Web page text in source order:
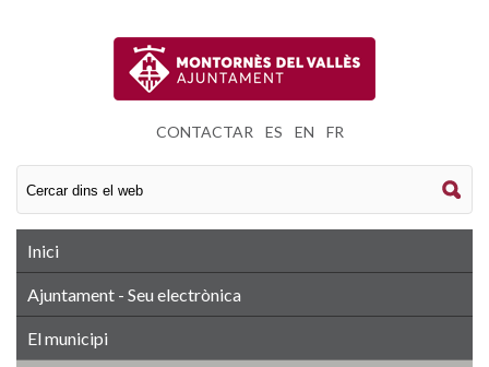
CONTACTAR ES EN FR
Inici
Ajuntament - Seu electrònica
El municipi